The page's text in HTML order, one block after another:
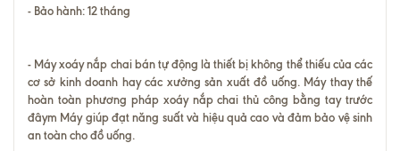
- Bảo hành: 12 tháng
- Máy xoáy nắp chai bán tự động là thiết bị không thể thiếu của các
cơ sở kinh doanh hay các xưởng sản xuất đồ uống. Máy thay thế
hoàn toàn phương pháp xoáy nắp chai thủ công bằng tay trước
đâym Máy giúp đạt năng suất và hiệu quả cao và đảm bảo vệ sinh
an toàn cho đồ uống.